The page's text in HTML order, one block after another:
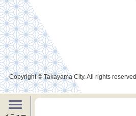
Copyright © Takayama City. All rights reserved.